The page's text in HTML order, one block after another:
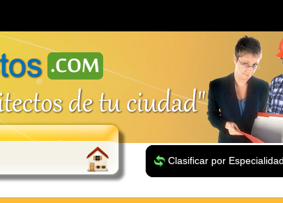
Clasificar por Especialidad